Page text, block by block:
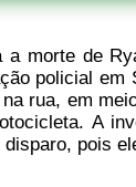
morte de
policial em
rua, em
A
pois